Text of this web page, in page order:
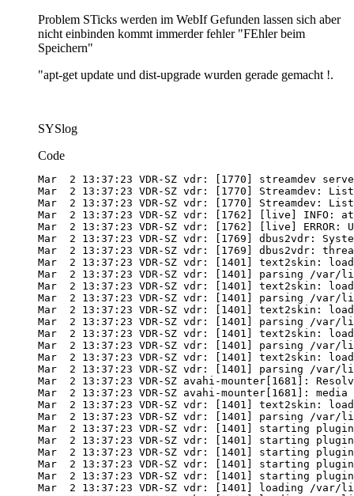
Problem STicks werden im WebIf Gefunden lassen sich aber
nicht einbinden kommt immerder fehler "FEhler beim
Speichern"
"apt-get update und dist-upgrade wurden gerade gemacht !.
SYSlog
Code